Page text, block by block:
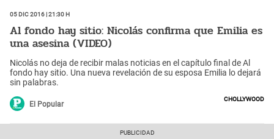
05 Dic 2016 | 21:30 h
Al fondo hay sitio: Nicolás confirma que Emilia es
una asesina (VIDEO)
Nicolás no deja de recibir malas noticias en el capítulo final de Al
fondo hay sitio. Una nueva revelación de su esposa Emilia lo dejará
sin palabras.
El Popular
Chollywood